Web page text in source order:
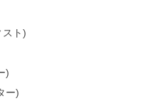
スト)
)
ー)